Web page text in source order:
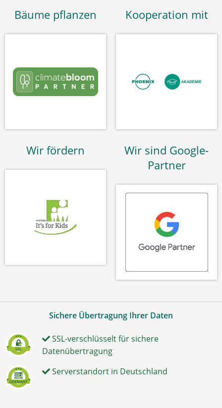
Bäume pflanzen Kooperation mit
Wir fördern
Wir sind Google-
Partner
Sichere Übertragung Ihrer Daten
SSL-verschlüsselt für sichere
Datenübertragung
Serverstandort in Deutschland